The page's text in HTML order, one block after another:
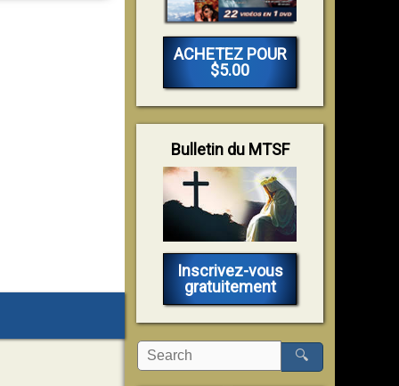
ACHETEZ POUR
$5.00
Bulletin du MTSF
Inscrivez-vous
gratuitement
🔍